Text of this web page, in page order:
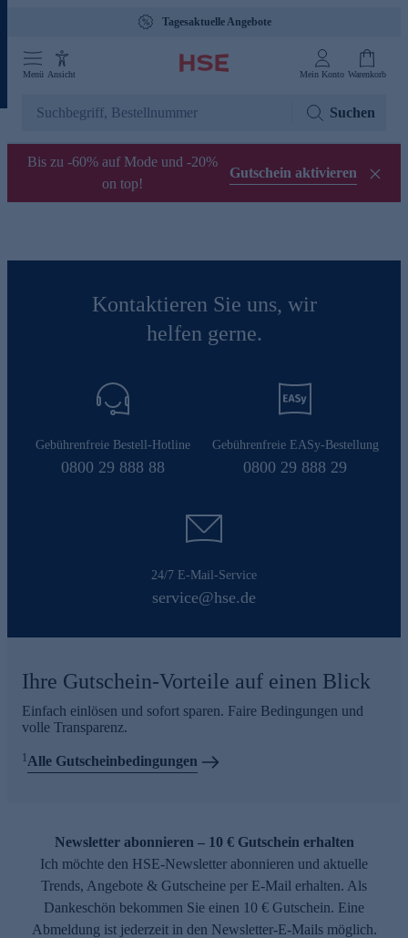
Tagesaktuelle Angebote
Menü Ansicht Mein Konto Warenkorb
Suchen
Bis zu -60% auf Mode und -20%
on top!
Gutschein aktivieren
Kontaktieren Sie uns, wir
helfen gerne.
Gebührenfreie Bestell-Hotline
0800 29 888 88
Gebührenfreie EASy-Bestellung
0800 29 888 29
24/7 E-Mail-Service
service@hse.de
Ihre Gutschein-Vorteile auf einen Blick
Einfach einlösen und sofort sparen. Faire Bedingungen und
volle Transparenz.
1Alle Gutscheinbedingungen
Newsletter abonnieren – 10 € Gutschein erhalten
Ich möchte den HSE-Newsletter abonnieren und aktuelle
Trends, Angebote & Gutscheine per E-Mail erhalten. Als
Dankeschön bekommen Sie einen 10 € Gutschein. Eine
Abmeldung ist jederzeit in den Newsletter-E-Mails möglich.